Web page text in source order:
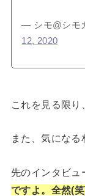
— シモ@シモ
12, 2020
これを見る限り
また、気になる
先のインタビ
ですよ。全然(